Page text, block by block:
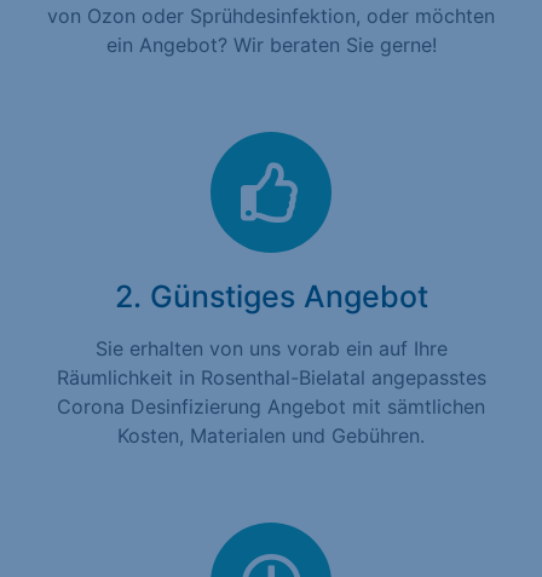
von Ozon oder Sprühdesinfektion, oder möchten
ein Angebot? Wir beraten Sie gerne!
2. Günstiges Angebot
Sie erhalten von uns vorab ein auf Ihre
Räumlichkeit in Rosenthal-Bielatal angepasstes
Corona Desinfizierung Angebot mit sämtlichen
Kosten, Materialen und Gebühren.